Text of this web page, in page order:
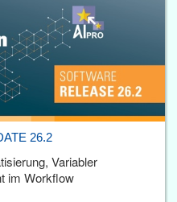
26.2
Variabler
im Workflow